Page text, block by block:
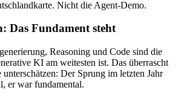
Nicht die Agent-Demo.
Das Fundament steht
Reasoning und Code sind die
KI am weitesten ist. Das überrascht
unterschätzen: Der Sprung im letzten Jahr
er war fundamental.